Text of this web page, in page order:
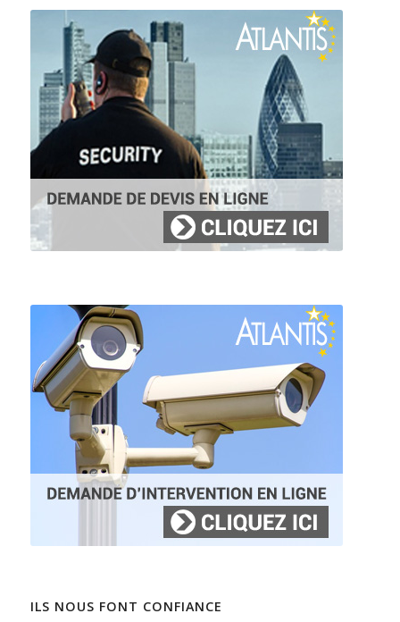
Trouver un agent Cynophile à Sartrouville
Agence Cynophile à Sartrouville
Trouver un agent Cynophile à Sevran
Agence Cynophile à Sevran
Trouver un agent Cynophile à Versailles
Agence Cynophile à Versailles
Trouver un agent Cynophile à Villejuif
Agence Cynophile à Villejuif
Trouver un agent Cynophile à Vitry-sur-Seine
Agence Cynophile à Vitry-sur-Seine
ILS NOUS FONT CONFIANCE